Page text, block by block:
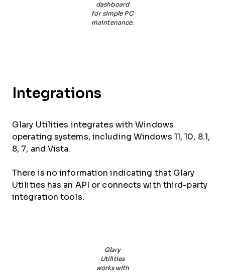
dashboard
for simple PC
maintenance.
Integrations
Glary Utilities integrates with Windows
operating systems, including Windows 11, 10, 8.1,
8, 7, and Vista.
There is no information indicating that Glary
Utilities has an API or connects with third-party
integration tools.
Glary
Utilities
works with